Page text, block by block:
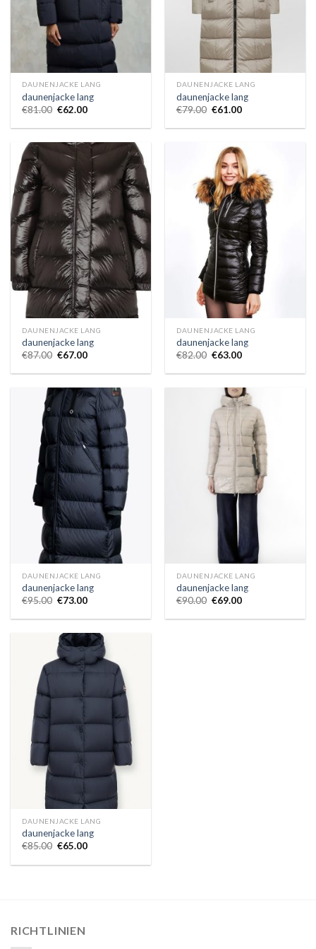
DAUNENJACKE LANG
daunenjacke lang
€81.00 €62.00
DAUNENJACKE LANG
daunenjacke lang
€79.00 €61.00
DAUNENJACKE LANG
daunenjacke lang
€87.00 €67.00
DAUNENJACKE LANG
daunenjacke lang
€82.00 €63.00
DAUNENJACKE LANG
daunenjacke lang
€95.00 €73.00
DAUNENJACKE LANG
daunenjacke lang
€90.00 €69.00
DAUNENJACKE LANG
daunenjacke lang
€85.00 €65.00
RICHTLINIEN